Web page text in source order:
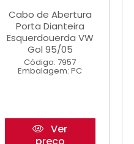
Cabo de Abertura
Porta Dianteira
Esquerdouerda VW
Gol 95/05
Código: 7957
Embalagem: PC
Ver